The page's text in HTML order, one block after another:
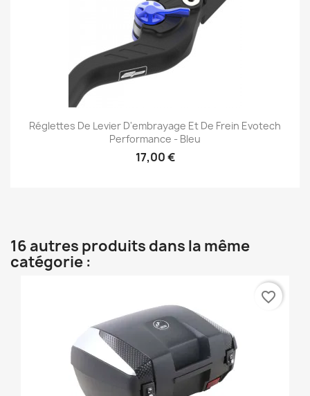
Réglettes De Levier D'embrayage Et De Frein Evotech
Performance - Bleu
17,00 €
16 autres produits dans la même
catégorie :
favorite_border